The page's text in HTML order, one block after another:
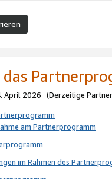
April 2026 (Derzeitige Partner
am Partnerprogramm
im Rahmen des